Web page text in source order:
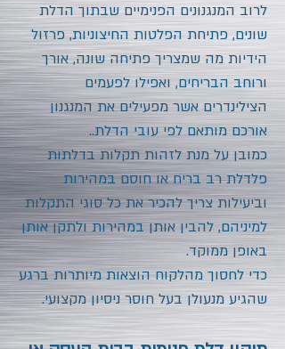
לרוב המנגנונים הפנימיים שבתוך הדלת
שונים, פתיחת הפלטות החיצוניות, פרזול
הידיות מה שמצריך פתיחה שונה, אורך
ורוחב הבריחים, ואפילו לפעמים
הצילינדרים אשר מפעילים את המנגנון
אורכם מותאם לפי עובי הדלת..
כמובן על מנת לזהות תקלות בדלתות
פלדלת רב בריח או חוסם במהירות
וביעילות צריך להכיר את כל סוגי התקלות
למיניהם, להבין אותן במהירות ולתקן אותן
באופן ממוקד.
כדי לחסוך מהלקוח הוצאות מיותרות ברגע
שהגיע מנעולן בעל חוסר ניסיון מקצועי.